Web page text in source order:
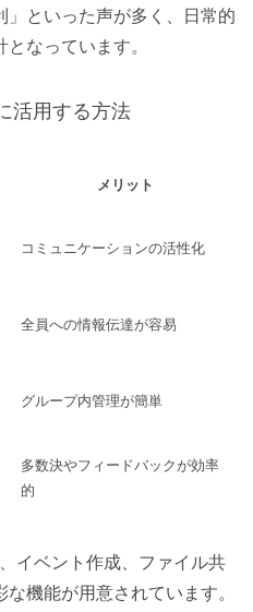
といった声が多く、日常的
なっています。
活用する方法
メリット
コミュニケーションの活性化
全員への情報伝達が容易
グループ内管理が簡単
多数決やフィードバックが効率
的
イベント作成、ファイル共
機能が用意されています。